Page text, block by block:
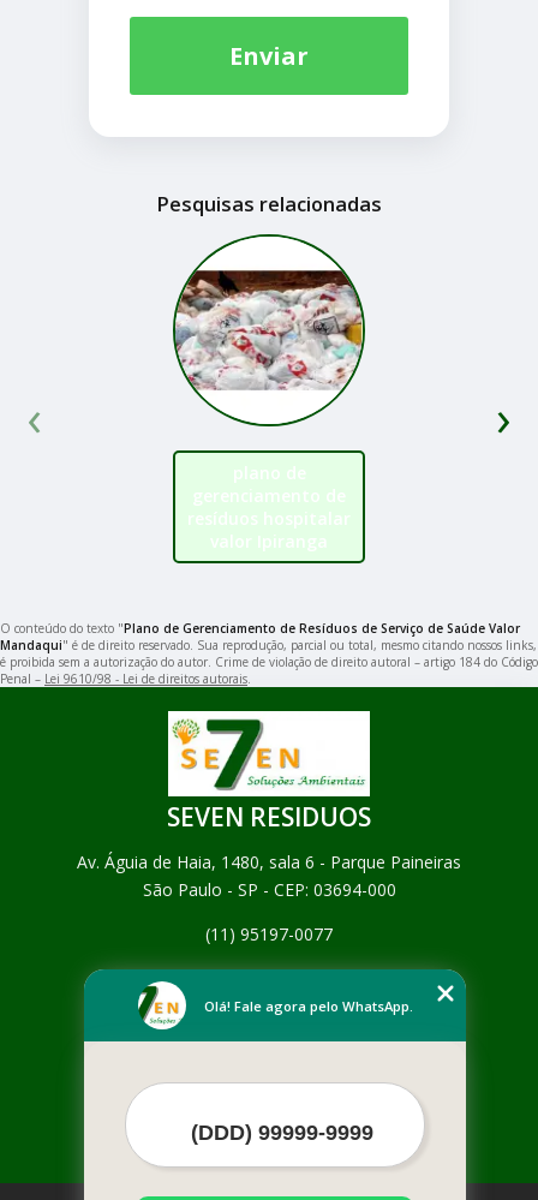
Enviar
Pesquisas relacionadas
plano de
gerenciamento de
resíduos hospitalar
valor Ipiranga
‹ ›
O conteúdo do texto "Plano de Gerenciamento de Resíduos de Serviço de Saúde Valor
Mandaqui" é de direito reservado. Sua reprodução, parcial ou total, mesmo citando nossos links,
é proibida sem a autorização do autor. Crime de violação de direito autoral – artigo 184 do Código
Penal – Lei 9610/98 - Lei de direitos autorais
SEVEN RESIDUOS
Av. Águia de Haia, 1480, sala 6 - Parque Paineiras
São Paulo - SP - CEP: 03694-000
(11) 95197-0077
Empresa
Contato
Mais Serviços
Olá! Fale agora pelo WhatsApp.